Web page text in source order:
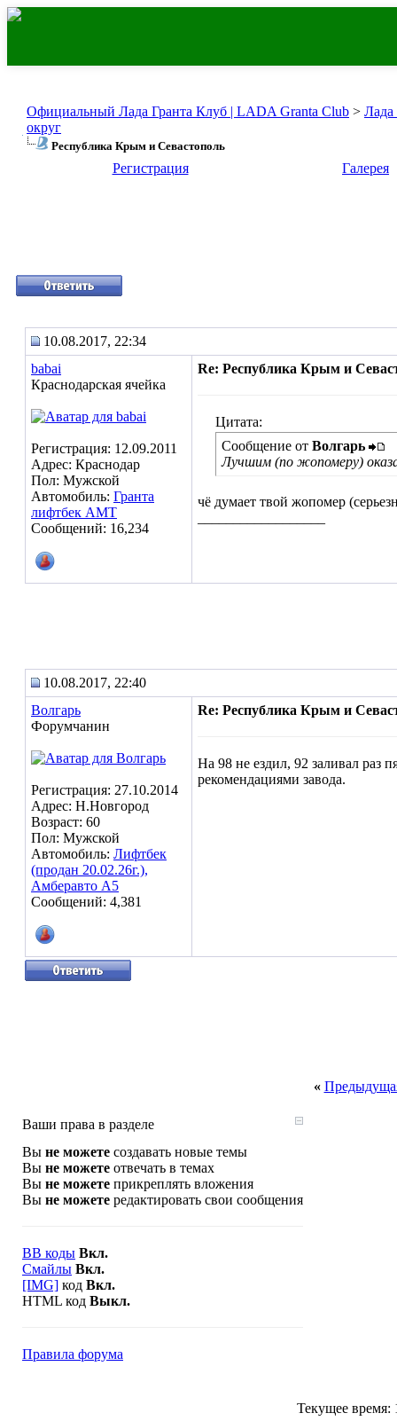
Официальный Лада Гранта Клуб | LADA Granta Club > Лада
округ
Республика Крым и Севастополь
Регистрация Галерея
10.08.2017, 22:34
babai
Краснодарская ячейка
Регистрация: 12.09.2011
Адрес: Краснодар
Пол: Мужской
Автомобиль: Гранта
лифтбек АМТ
Сообщений: 16,234
Re: Республика Крым и
Цитата:
Сообщение от Волгарь
Лучшим (по жопомеру)
чё думает твой жопомер
10.08.2017, 22:40
Волгарь
Форумчанин
Регистрация: 27.10.2014
Адрес: Н.Новгород
Возраст: 60
Пол: Мужской
Автомобиль: Лифтбек
(продан 20.02.26г.),
Амберавто А5
Сообщений: 4,381
Re: Республика Крым и
На 98 не ездил, 92 заливал раз
рекомендациями завода.
«
Ваши права в разделе
Вы не можете создавать новые темы
Вы не можете отвечать в темах
Вы не можете прикреплять вложения
Вы не можете редактировать свои сообщения
BB коды Вкл.
Смайлы Вкл.
[IMG] код Вкл.
HTML код Выкл.
Правила форума
Текущее время: